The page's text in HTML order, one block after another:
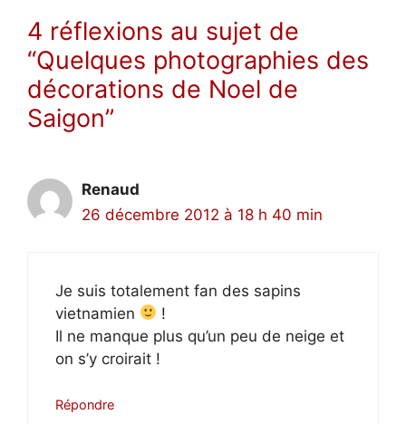
4 réflexions au sujet de
“Quelques photographies des
décorations de Noel de
Saigon”
Renaud
26 décembre 2012 à 18 h 40 min
Je suis totalement fan des sapins
vietnamien
!
Il ne manque plus qu’un peu de neige et
on s’y croirait !
Répondre